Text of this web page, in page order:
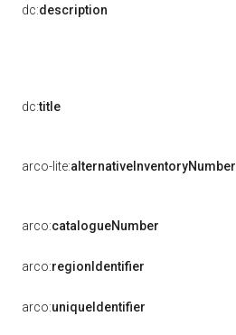
dc:description
dc:title
arco-lite:alternativeInventoryNumber
arco:catalogueNumber
arco:regionIdentifier
arco:uniqueIdentifier